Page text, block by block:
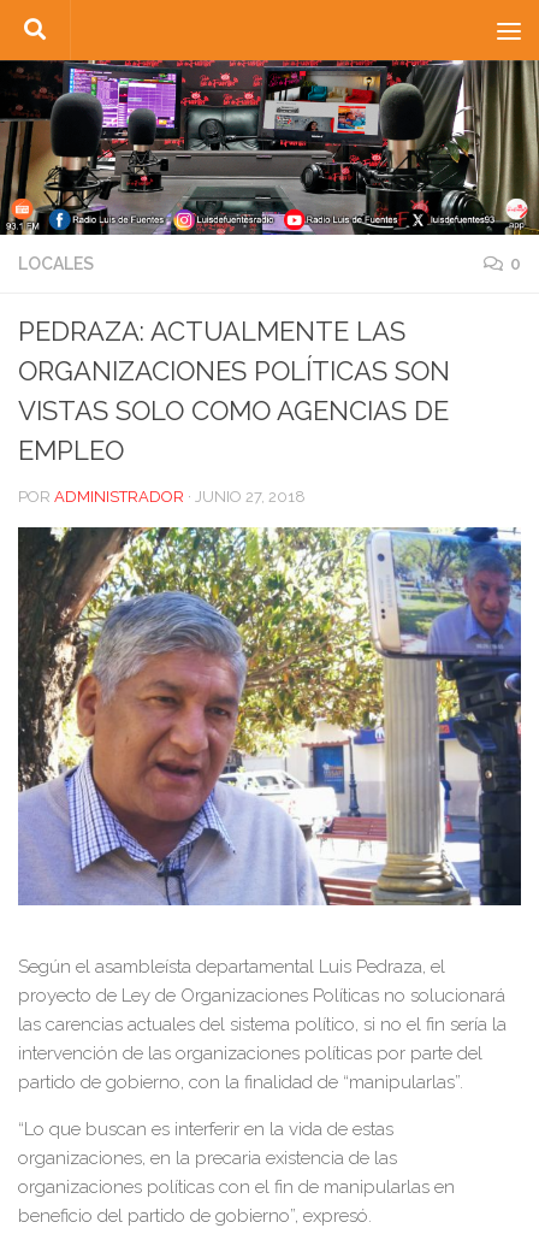
Saltar al contenido
LOCALES 0
PEDRAZA: ACTUALMENTE LAS
ORGANIZACIONES POLÍTICAS SON
VISTAS SOLO COMO AGENCIAS DE
EMPLEO
POR ADMINISTRADOR · JUNIO 27, 2018
Según el asambleísta departamental Luis Pedraza, el
proyecto de Ley de Organizaciones Políticas no solucionará
las carencias actuales del sistema político, si no el fin sería la
intervención de las organizaciones políticas por parte del
partido de gobierno, con la finalidad de “manipularlas”.
“Lo que buscan es interferir en la vida de estas
organizaciones, en la precaria existencia de las
organizaciones políticas con el fin de manipularlas en
beneficio del partido de gobierno”, expresó.